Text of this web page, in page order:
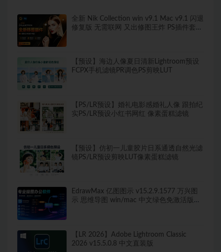
全新 Nik Collection win v9.1 Mac v9.1 闪退
修复版 无需联网 又出修图王炸 PS插件套装
【预设】海边人像夏日清新Lightroom预设
FCPX手机滤镜PR调色PS剪映LUT
【PS/LR预设】婚礼电影感婚礼人像 跟拍纪
实PS/LR预设小红书网红 像素蛋糕滤镜
【预设】仿初一儿童胶片日系通透自然光滤
镜PS/LR预设剪映LUT像素蛋糕滤镜
EdrawMax 亿图图示 v15.2.9.1577 万兴图
示 思维导图 win/mac 中文绿色免激活版
【LR 2026】Adobe Lightroom Classic
2026 v15.5.0.8 中文直装版